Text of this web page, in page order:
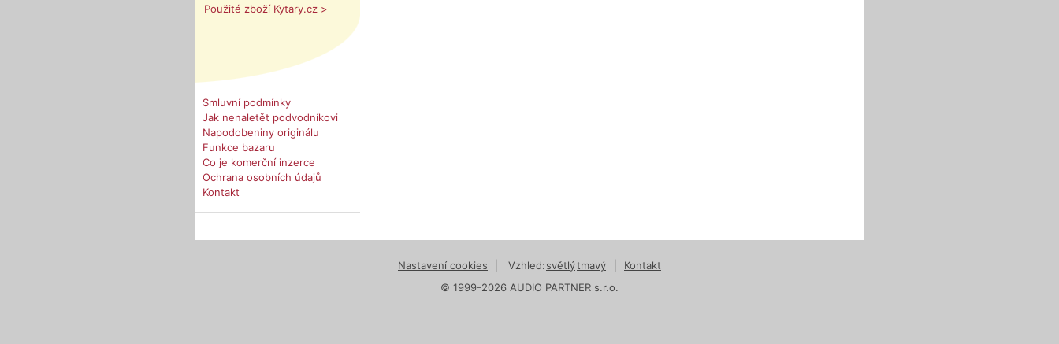
Použité zboží Kytary.cz >
Smluvní podmínky
Jak nenaletět podvodníkovi
Napodobeniny originálu
Funkce bazaru
Co je komerční inzerce
Ochrana osobních údajů
Kontakt
Nastavení cookies Vzhled:světlýtmavý
Kontakt
© 1999-2026 AUDIO PARTNER s.r.o.